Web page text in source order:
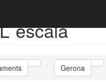
Gerona